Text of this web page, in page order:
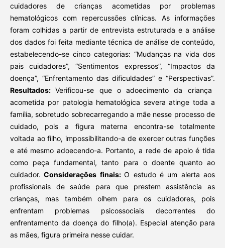
cuidadores de crianças acometidas por problemas
hematológicos com repercussões clínicas. As informações
foram colhidas a partir de entrevista estruturada e a análise
dos dados foi feita mediante técnica de análise de conteúdo,
estabelecendo-se cinco categorias: “Mudanças na vida dos
pais cuidadores”, “Sentimentos expressos”, “Impactos da
doença”, “Enfrentamento das dificuldades” e “Perspectivas”.
Resultados:Verificou-se que o adoecimento da criança
acometida por patologia hematológica severa atinge toda a
família, sobretudo sobrecarregando a mãe nesse processo de
cuidado, pois a figura materna encontra-se totalmente
voltada ao filho, impossibilitando-a de exercer outras funções
e até mesmo adoecendo-a. Portanto, a rede de apoio é tida
como peça fundamental, tanto para o doente quanto ao
cuidador. Considerações finais:O estudo é um alerta aos
profissionais de saúde para que prestem assistência as
crianças, mas também olhem para os cuidadores, pois
enfrentam problemas psicossociais decorrentes do
enfrentamento da doença do filho(a). Especial atenção para
as mães, figura primeira nesse cuidar.